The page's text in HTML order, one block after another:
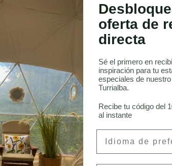
sobre los
aves de Costa Rica.
Rica
CFA
oferta de
directa
Sé el primero en
inspiración para tu
especiales de
Turrialba.
Recibe tu código del
al instante